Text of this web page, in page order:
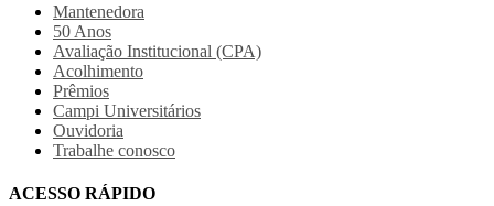
Mantenedora
50 Anos
Avaliação Institucional (CPA)
Acolhimento
Prêmios
Campi Universitários
Ouvidoria
Trabalhe conosco
ACESSO RÁPIDO